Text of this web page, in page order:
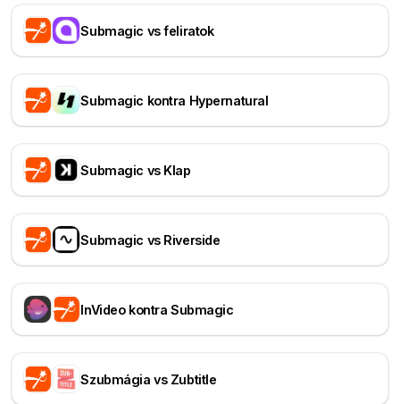
Submagic vs feliratok
Submagic kontra Hypernatural
Submagic vs Klap
Submagic vs Riverside
InVideo kontra Submagic
Szubmágia vs Zubtitle